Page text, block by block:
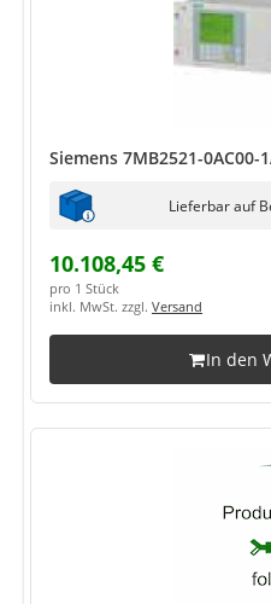
Siemens 7MB2521-0AC00-
Lieferbar auf
10.108,45 €
pro 1 Stück
inkl. MwSt. zzgl. Versand
In den